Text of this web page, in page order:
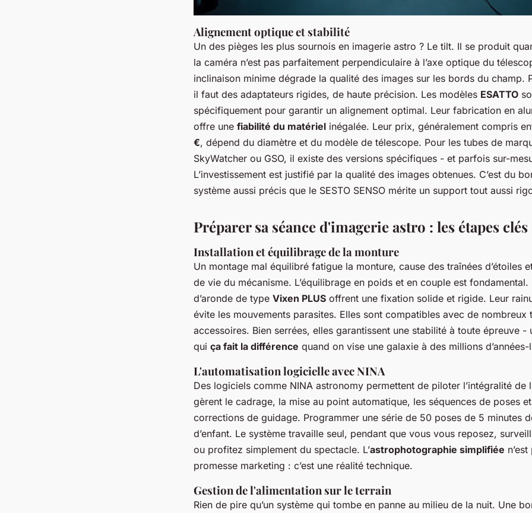
Alignement optique et stabilité
Un des pièges les plus sournois en imagerie astro ? Le tilt. Il se produit
la caméra n’est pas parfaitement perpendiculaire à l’axe optique du
inclinaison minime dégrade la qualité des images sur les bords du champ.
il faut des adaptateurs rigides, de haute précision. Les modèles ESATTO
spécifiquement pour garantir un alignement optimal. Leur fabrication en
offre une fiabilité du matériel inégalée. Leur prix, généralement compris
€, dépend du diamètre et du modèle de télescope. Pour les tubes de
SkyWatcher ou GSO, il existe des versions spécifiques - et parfois sur-
L’investissement est justifié par la qualité des images obtenues. C’est du
système aussi précis que le SESTO SENSO mérite un support tout aussi
Préparer sa séance d'imagerie astro : les étapes clés
Installation et équilibrage de la monture
Un montage mal équilibré fatigue la monture, cause des traînées d’étoiles
de vie du mécanisme. L’équilibrage en poids et en couple est fondamental.
d’aronde de type Vixen PLUS offrent une fixation solide et rigide. Leur
évite les mouvements parasites. Elles sont compatibles avec de nombreux
accessoires. Bien serrées, elles garantissent une stabilité à toute épreuve -
qui ça fait la différence quand on vise une galaxie à des millions
L'automatisation logicielle avec NINA
Des logiciels comme NINA astronomy permettent de piloter l’intégralité de
gèrent le cadrage, la mise au point automatique, les séquences de poses
corrections de guidage. Programmer une série de 50 poses de 5 minutes
d’enfant. Le système travaille seul, pendant que vous vous reposez,
ou profitez simplement du spectacle. L’astrophotographie simplifiée
promesse marketing : c’est une réalité technique.
Gestion de l'alimentation sur le terrain
Rien de pire qu’un système qui tombe en panne au milieu de la nuit. Une